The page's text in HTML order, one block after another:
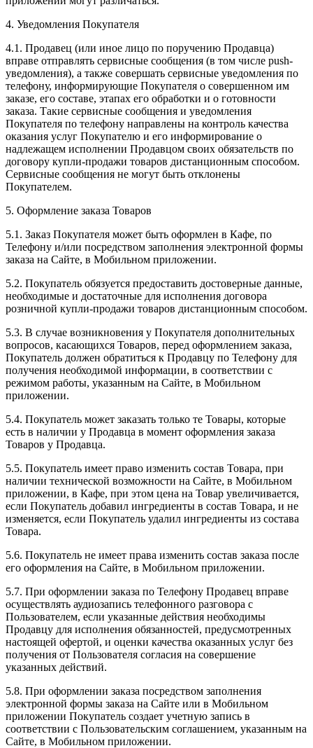
4. Уведомления Покупателя
4.1. Продавец (или иное лицо по поручению Продавца)
вправе отправлять сервисные сообщения (в том числе push-
уведомления), а также совершать сервисные уведомления по
телефону, информирующие Покупателя о совершенном им
заказе, его составе, этапах его обработки и о готовности
заказа. Такие сервисные сообщения и уведомления
Покупателя по телефону направлены на контроль качества
оказания услуг Покупателю и его информирование о
надлежащем исполнении Продавцом своих обязательств по
договору купли-продажи товаров дистанционным способом.
Сервисные сообщения не могут быть отклонены
Покупателем.
5. Оформление заказа Товаров
5.1. Заказ Покупателя может быть оформлен в Кафе, по
Телефону и/или посредством заполнения электронной формы
заказа на Сайте, в Мобильном приложении.
5.2. Покупатель обязуется предоставить достоверные данные,
необходимые и достаточные для исполнения договора
розничной купли-продажи товаров дистанционным способом.
5.3. В случае возникновения у Покупателя дополнительных
вопросов, касающихся Товаров, перед оформлением заказа,
Покупатель должен обратиться к Продавцу по Телефону для
получения необходимой информации, в соответствии с
режимом работы, указанным на Сайте, в Мобильном
приложении.
5.4. Покупатель может заказать только те Товары, которые
есть в наличии у Продавца в момент оформления заказа
Товаров у Продавца.
5.5. Покупатель имеет право изменить состав Товара, при
наличии технической возможности на Сайте, в Мобильном
приложении, в Кафе, при этом цена на Товар увеличивается,
если Покупатель добавил ингредиенты в состав Товара, и не
изменяется, если Покупатель удалил ингредиенты из состава
Товара.
5.6. Покупатель не имеет права изменить состав заказа после
его оформления на Сайте, в Мобильном приложении.
5.7. При оформлении заказа по Телефону Продавец вправе
осуществлять аудиозапись телефонного разговора с
Пользователем, если указанные действия необходимы
Продавцу для исполнения обязанностей, предусмотренных
настоящей офертой, и оценки качества оказанных услуг без
получения от Пользователя согласия на совершение
указанных действий.
5.8. При оформлении заказа посредством заполнения
электронной формы заказа на Сайте или в Мобильном
приложении Покупатель создает учетную запись в
соответствии с Пользовательским соглашением, указанным на
Сайте, в Мобильном приложении.